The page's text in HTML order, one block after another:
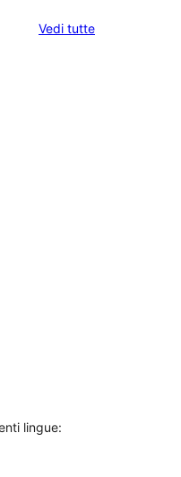
Vedi tuttele
lingue: